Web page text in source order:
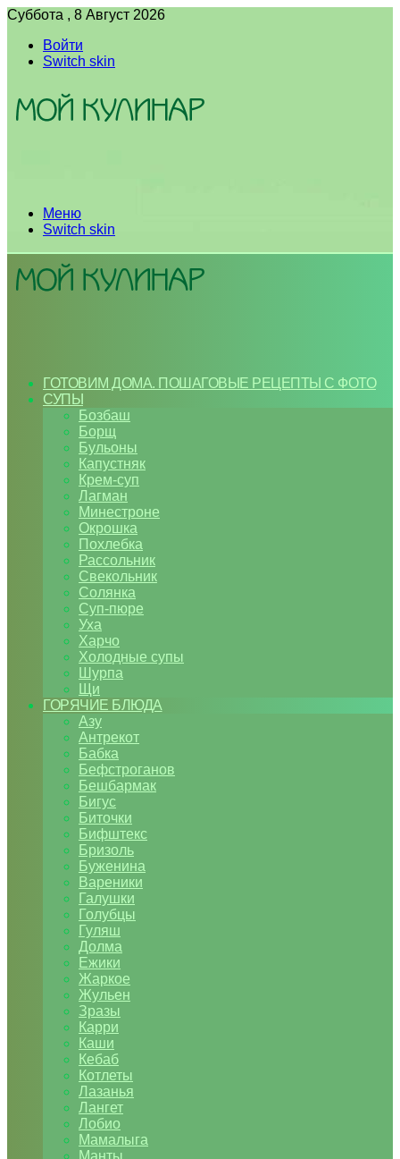
Суббота , 8 Август 2026
Войти
Switch skin
Меню
Switch skin
ГОТОВИМ ДОМА. ПОШАГОВЫЕ РЕЦЕПТЫ С ФОТО
СУПЫ
Бозбаш
Борщ
Бульоны
Капустняк
Крем-суп
Лагман
Минестроне
Окрошка
Похлебка
Рассольник
Свекольник
Солянка
Суп-пюре
Уха
Харчо
Холодные супы
Шурпа
Щи
ГОРЯЧИЕ БЛЮДА
Азу
Антрекот
Бабка
Бефстроганов
Бешбармак
Бигус
Биточки
Бифштекс
Бризоль
Буженина
Вареники
Галушки
Голубцы
Гуляш
Долма
Ежики
Жаркое
Жульен
Зразы
Карри
Каши
Кебаб
Котлеты
Лазанья
Лангет
Лобио
Мамалыга
Манты